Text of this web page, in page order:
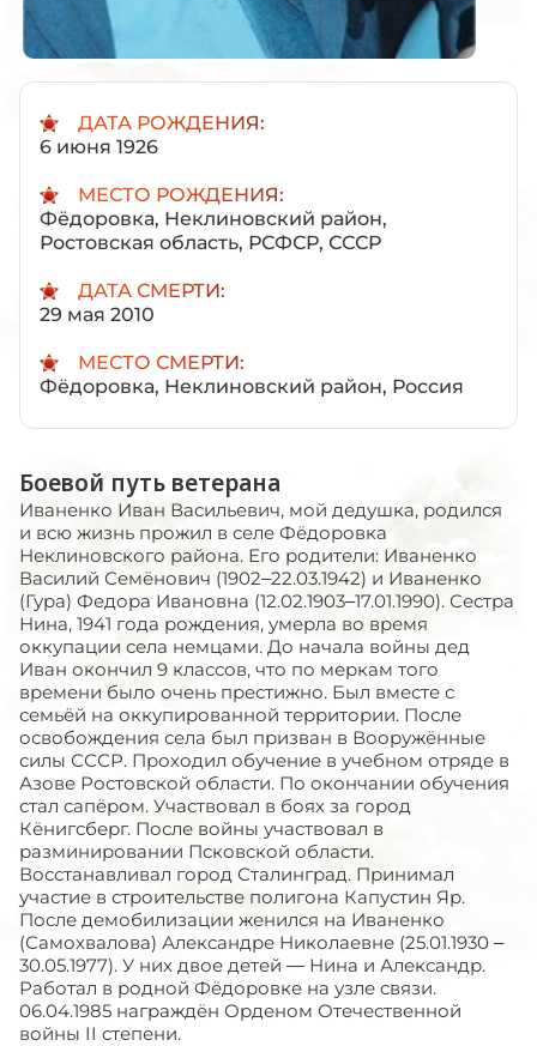
ДАТА РОЖДЕНИЯ:
6 июня 1926
МЕСТО РОЖДЕНИЯ:
Фёдоровка, Неклиновский район,
Ростовская область, РСФСР, СССР
ДАТА СМЕРТИ:
29 мая 2010
МЕСТО СМЕРТИ:
Фёдоровка, Неклиновский район, Россия
Боевой путь ветерана
Иваненко Иван Васильевич, мой дедушка, родился
и всю жизнь прожил в селе Фёдоровка
Неклиновского района. Его родители: Иваненко
Василий Семёнович (1902–22.03.1942) и Иваненко
(Гура) Федора Ивановна (12.02.1903–17.01.1990). Сестра
Нина, 1941 года рождения, умерла во время
оккупации села немцами. До начала войны дед
Иван окончил 9 классов, что по меркам того
времени было очень престижно. Был вместе с
семьёй на оккупированной территории. После
освобождения села был призван в Вооружённые
силы СССР. Проходил обучение в учебном отряде в
Азове Ростовской области. По окончании обучения
стал сапёром. Участвовал в боях за город
Кёнигсберг. После войны участвовал в
разминировании Псковской области.
Восстанавливал город Сталинград. Принимал
участие в строительстве полигона Капустин Яр.
После демобилизации женился на Иваненко
(Самохвалова) Александре Николаевне (25.01.1930 –
30.05.1977). У них двое детей — Нина и Александр.
Работал в родной Фёдоровке на узле связи.
06.04.1985 награждён Орденом Отечественной
войны II степени.